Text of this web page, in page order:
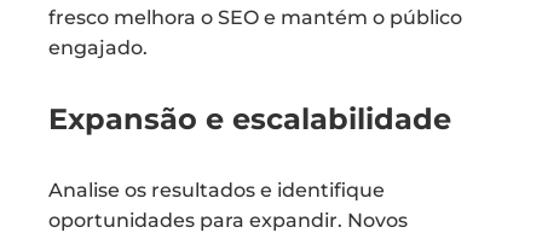
fresco melhora o SEO e mantém o público
engajado.
Expansão e escalabilidade
Analise os resultados e identifique
oportunidades para expandir. Novos